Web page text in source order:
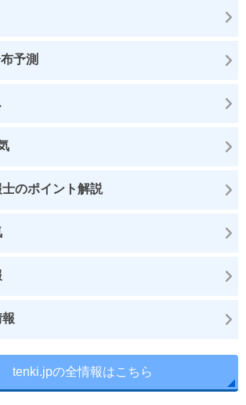
予測
のポイント解説
tenki.jpの全情報はこちら